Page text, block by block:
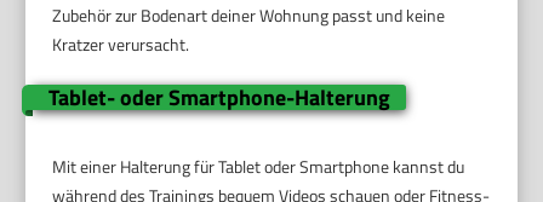
Zubehör zur Bodenart deiner Wohnung passt und keine
Kratzer verursacht.
Tablet- oder Smartphone-Halterung
Mit einer Halterung für Tablet oder Smartphone kannst du
während des Trainings bequem Videos schauen oder Fitness-